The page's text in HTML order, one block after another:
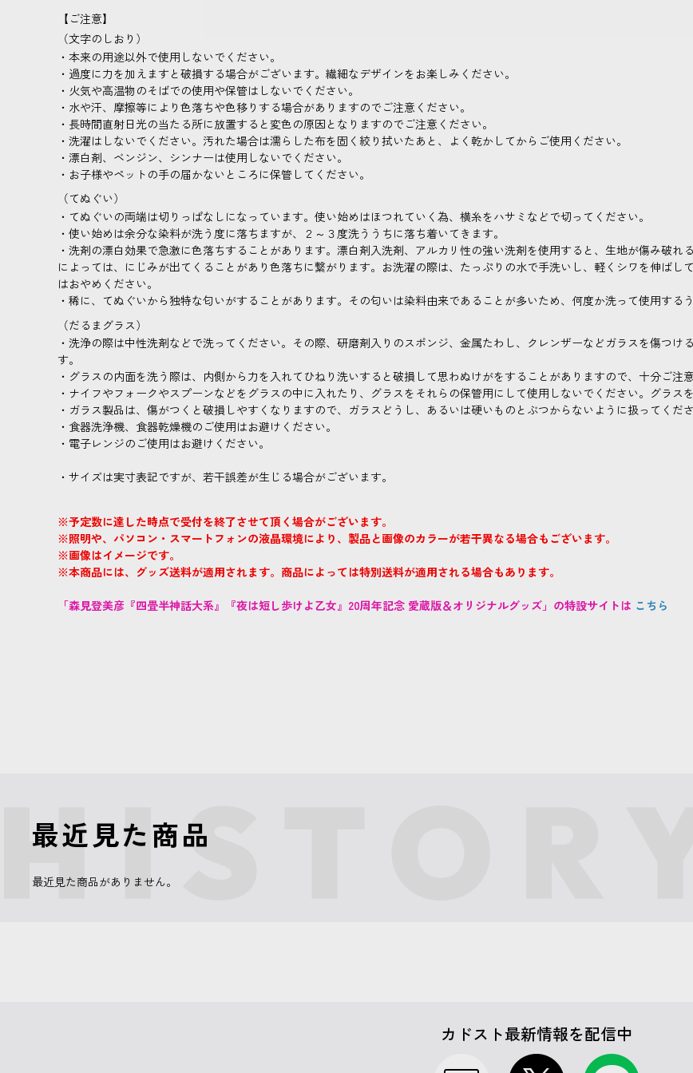
【ご注意】
（文字のしおり）
・本来の用途以外で使用しないでください。
・過度に力を加えますと破損する場合がございます。繊細なデザインをお楽しみください。
・火気や高温物のそばでの使用や保管はしないでください。
・水や汗、摩擦等により色落ちや色移りする場合がありますのでご注意ください。
・長時間直射日光の当たる所に放置すると変色の原因となりますのでご注意ください。
・洗濯はしないでください。汚れた場合は濡らした布を固く絞り拭いたあと、よく乾かしてからご使用ください。
・漂白剤、ベンジン、シンナーは使用しないでください。
・お子様やペットの手の届かないところに保管してください。
（てぬぐい）
・てぬぐいの両端は切りっぱなしになっています。使い始めはほつれていく為、横糸をハサミなどで切ってください。
・使い始めは余分な染料が洗う度に落ちますが、２～３度洗ううちに落ち着いてきます。
・洗剤の漂白効果で急激に色落ちすることがあります。漂白剤入洗剤、アルカリ性の強い洗剤を使用すると、生地が傷み破
によっては、にじみが出てくることがあり色落ちに繋がります。お洗濯の際は、たっぷりの水で手洗いし、軽くシワを伸ば
はおやめください。
・稀に、てぬぐいから独特な匂いがすることがあります。その匂いは染料由来であることが多いため、何度か洗って使用する
（だるまグラス）
・洗浄の際は中性洗剤などで洗ってください。その際、研磨剤入りのスポンジ、金属たわし、クレンザーなどガラスを傷つ
す。
・グラスの内面を洗う際は、内側から力を入れてひねり洗いすると破損して思わぬけがをすることがありますので、十分ご注意
・ナイフやフォークやスプーンなどをグラスの中に入れたり、グラスをそれらの保管用にして使用しないでください。グラス
・ガラス製品は、傷がつくと破損しやすくなりますので、ガラスどうし、あるいは硬いものとぶつからないように扱ってくださ
・食器洗浄機、食器乾燥機のご使用はお避けください。
・電子レンジのご使用はお避けください。
・サイズは実寸表記ですが、若干誤差が生じる場合がございます。
※予定数に達した時点で受付を終了させて頂く場合がございます。
※照明や、パソコン・スマートフォンの液晶環境により、製品と画像のカラーが若干異なる場合もございます。
※画像はイメージです。
※本商品には、グッズ送料が適用されます。商品によっては特別送料が適用される場合もあります。
「森見登美彦『四畳半神話大系』『夜は短し歩けよ乙女』20周年記念 愛蔵版＆オリジナルグッズ」の特設サイトは こちら
最近見た商品
最近見た商品がありません。
カドスト最新情報を配信中